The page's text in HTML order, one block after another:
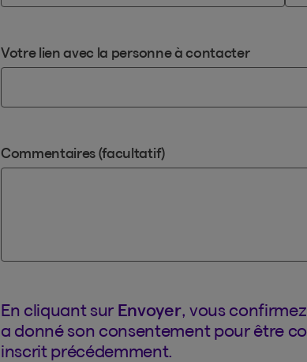
Votre lien avec la personne à contacter
Commentaires (facultatif)
En cliquant sur Envoyer, vous
a donné son consentement pour être
inscrit précédemment.